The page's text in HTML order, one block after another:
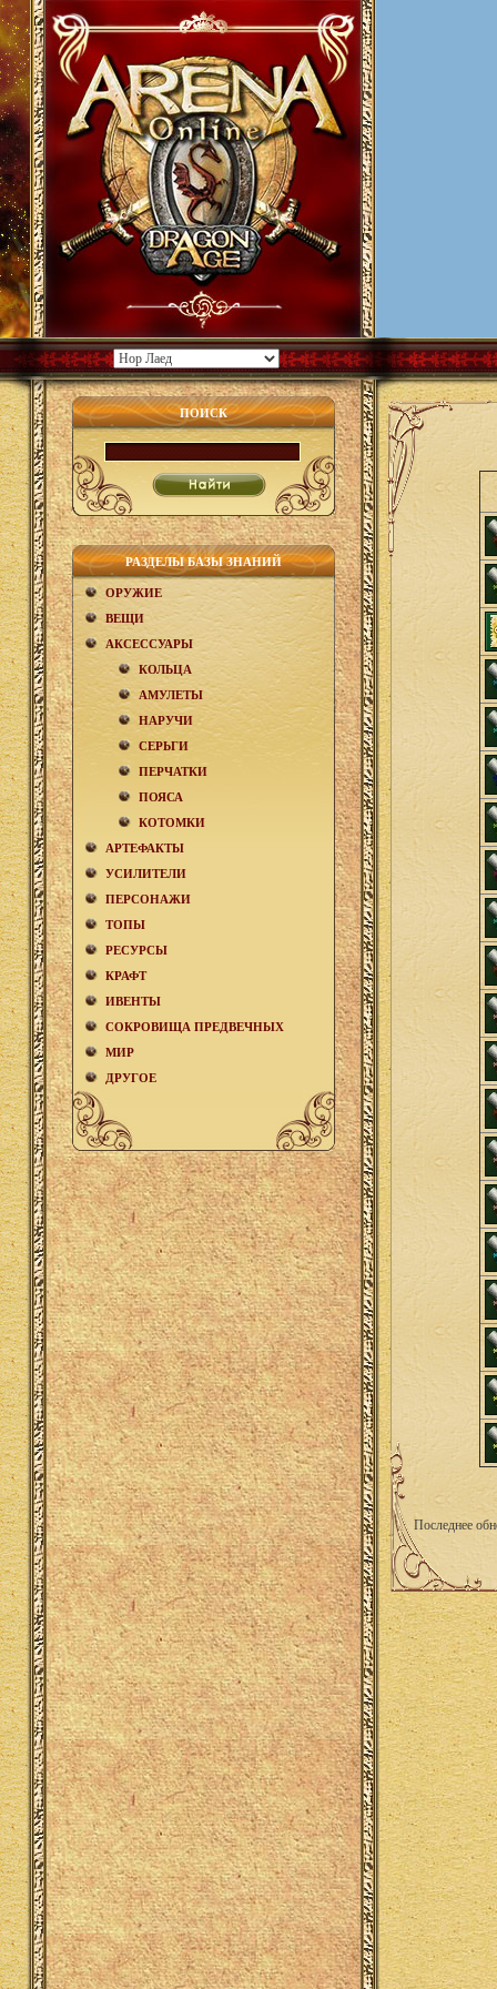
ПОИСК
РАЗДЕЛЫ БАЗЫ ЗНАНИЙ
ОРУЖИЕ
ВЕЩИ
АКCЕСCУАРЫ
КОЛЬЦА
АМУЛЕТЫ
НАРУЧИ
СЕРЬГИ
ПЕРЧАТКИ
ПОЯСА
КОТОМКИ
АРТЕФАКТЫ
УСИЛИТЕЛИ
ПЕРСОНАЖИ
ТОПЫ
РЕСУРСЫ
КРАФТ
ИВЕНТЫ
СОКРОВИЩА ПРЕДВЕЧНЫХ
МИР
ДРУГОЕ
Последнее